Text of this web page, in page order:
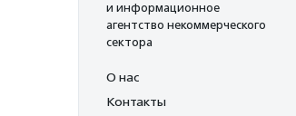
и информационное
агентство некоммерческого
сектора
О нас
Контакты